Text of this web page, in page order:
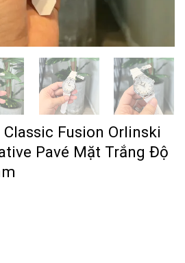
Fusion Orlinski
Pavé Mặt Trắng Độ